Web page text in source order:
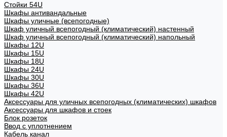
Стойки 54U
Шкафы антивандальные
Шкафы уличные (всепогодные)
Шкаф уличный всепогодный (климатический) настенный
Шкаф уличный всепогодный (климатический) напольный
Шкафы 12U
Шкафы 15U
Шкафы 18U
Шкафы 24U
Шкафы 30U
Шкафы 36U
Шкафы 42U
Аксессуары для уличных всепогодных (климатических) шкафов
Аксессуары для шкафов и стоек
Блок розеток
Ввод с уплотнением
Кабель канал